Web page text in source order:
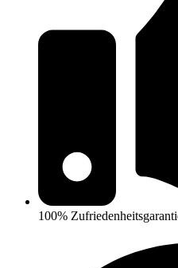
100%